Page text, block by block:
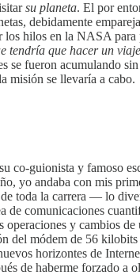
su planeta. El por
debidamente
hilos en la NASA
tendría que hacer un
se fueron acumulando
misión se llevaría a cabo.
co-guionista y famoso
yo andaba con mis
toda la carrera — lo
comunicaciones
y cambios
del módem de 56
horizontes de
de haberme forzado a